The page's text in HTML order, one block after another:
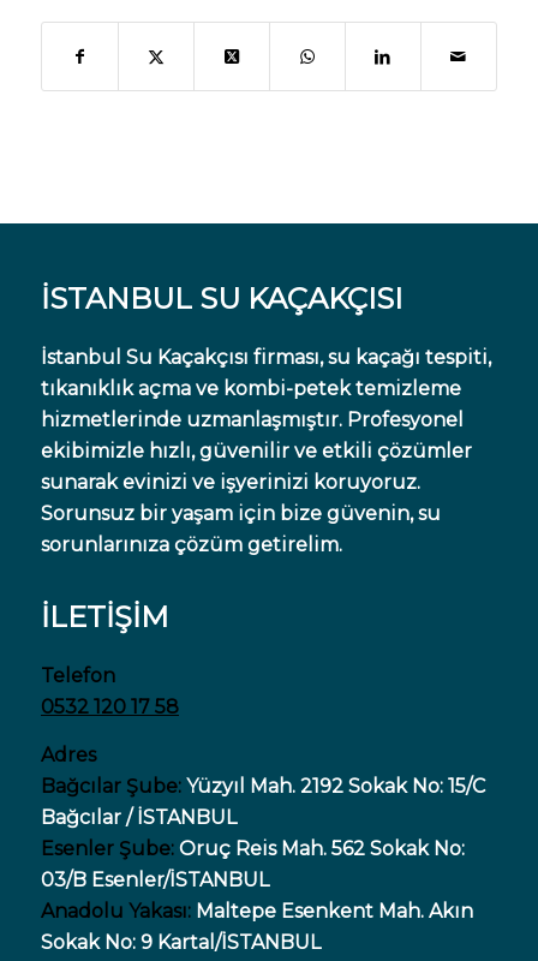
İSTANBUL SU KAÇAKÇISI
İstanbul Su Kaçakçısı firması, su kaçağı tespiti,
tıkanıklık açma ve kombi-petek temizleme
hizmetlerinde uzmanlaşmıştır. Profesyonel
ekibimizle hızlı, güvenilir ve etkili çözümler
sunarak evinizi ve işyerinizi koruyoruz.
Sorunsuz bir yaşam için bize güvenin, su
sorunlarınıza çözüm getirelim.
İLETİŞİM
Telefon
0532 120 17 58
Adres
Bağcılar Şube: Yüzyıl Mah. 2192 Sokak No: 15/C
Bağcılar / İSTANBUL
Esenler Şube: Oruç Reis Mah. 562 Sokak No:
03/B Esenler/İSTANBUL
Anadolu Yakası: Maltepe Esenkent Mah. Akın
Sokak No: 9 Kartal/İSTANBUL